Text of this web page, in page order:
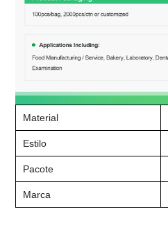
Material
Estilo
Pacote
Marca